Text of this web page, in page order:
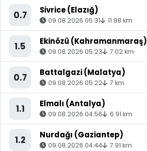
0.7 Sivrice (Elazığ)
09.08.2026 05:31 11.98 km
1.5 Ekinözü (Kahramanmaraş)
09.08.2026 05:23 7.02 km
0.7 Battalgazi (Malatya)
09.08.2026 05:22 7 km
1.1 Elmalı (Antalya)
09.08.2026 04:56 6.91 km
1.2 Nurdağı (Gaziantep)
09.08.2026 04:44 7.91 km